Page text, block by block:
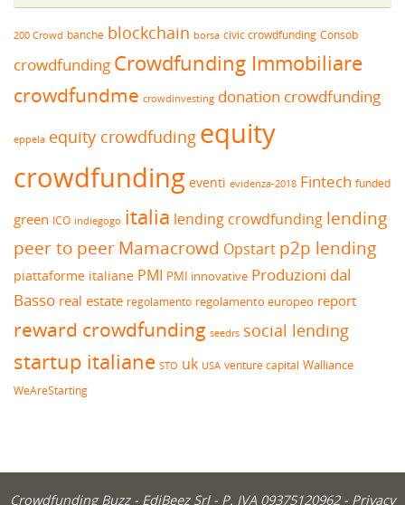
200 Crowd banche blockchain borsa civic crowdfunding Consob
crowdfunding Crowdfunding Immobiliare
crowdfundme crowdinvesting donation crowdfunding
eppela equity crowdfuding equity
crowdfunding eventi evidenza-2018 Fintech funded
green ICO indiegogo italia lending crowdfunding lending
peer to peerMamacrowd Opstart p2p lending
piattaforme italiane PMI PMI innovative Produzioni dal
Basso real estate regolamento regolamento europeo report
reward crowdfunding seedrs social lending
startup italiane STO uk USA venture capital Walliance
WeAreStarting
Crowdfunding Buzz - EdiBeez Srl - P. IVA 09375120962 - Privacy